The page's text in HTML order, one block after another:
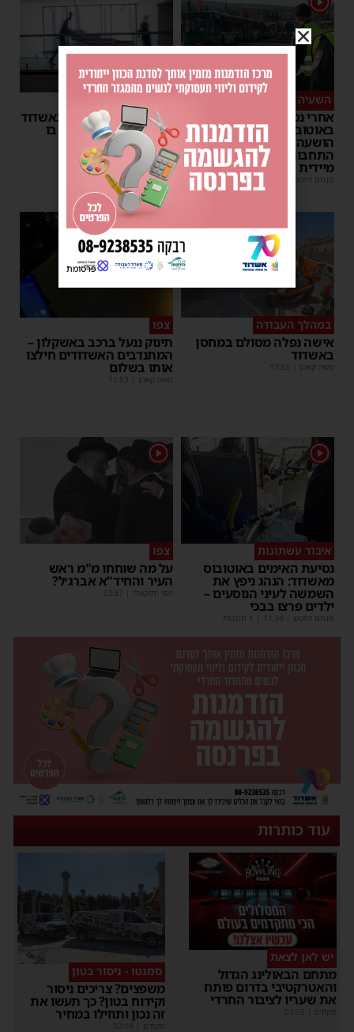
השעיה מיידית
אחרי נסיעת האימים
באוטובוס מאשדוד: הנהג
הושעה מתפקידו – משרד
התחבורה הורה על בדיקה
מיידית
מנחם דויטש
אדם התמוטט בביתו באשדוד
– כוחות ההצלה ביצעו בו
פעולות החייאה
מנחם דויטש 17:35
במהלך העבודה
אישה נפלה מסולם במחסן
באשדוד
משה קאהן 17:31
1
צפו
תינוק ננעל ברכב באשקלון –
המתנדבים האשדודים חילצו
אותו בשלום
משה קאהן 11:53
1
איבוד עשתונות
נסיעת האימים באוטובוס
מאשדוד: הנהג ניפץ את
השמשה לעיני הנוסעים –
ילדים פרצו בבכי
מנחם דויטש 11:34
1
צפו
על מה שוחחו מ"מ ראש
העיר והחיד"א אברג׳ל?
יוסי יחזקאלי 23:37
עוד כותרות
יש לאן לצאת
מתחם הבאולינג הגדול
והאטרקטיבי בדרום פותח
את שעריו לציבור החרדי
מקודם
סמנטו - ניסור בטון
משפצים? צריכים ניסור
וקידוח בטון? כך תעשו את
זה נכון ותוזילו במחיר
מקודם
פרסומת